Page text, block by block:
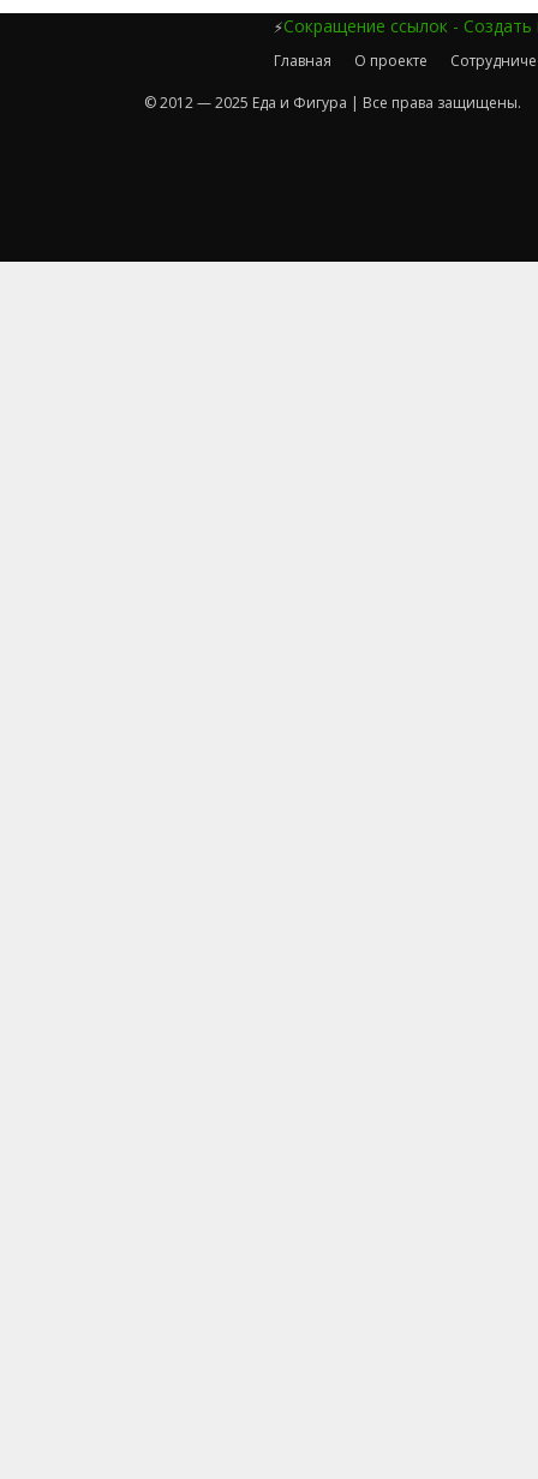
⚡Сокращение ссылок - Создать
Главная О проекте
© 2012 — 2025 Еда и Фигура | Все права защищены.